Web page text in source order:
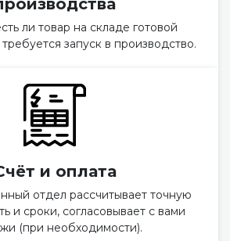
ли товар на складе готовой
запуск в производство.
и оплата
отдел рассчитывает точную
и сроки, согласовывает с вами
(при необходимости).